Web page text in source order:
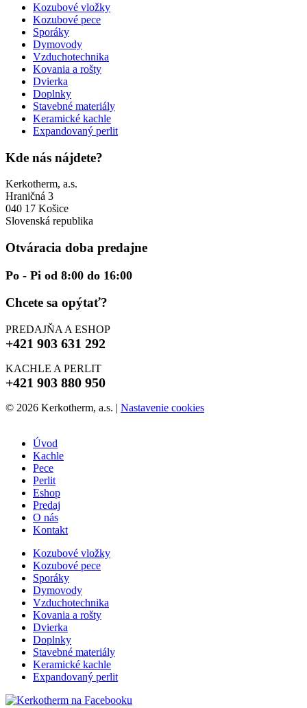
Kozubové vložky
Kozubové pece
Sporáky
Dymovody
Vzduchotechnika
Kovania a rošty
Dvierka
Doplnky
Stavebné materiály
Keramické kachle
Expandovaný perlit
Kde nás nájdete?
Kerkotherm, a.s.
Hraničná 3
040 17 Košice
Slovenská republika
Otváracia doba predajne
Po - Pi od 8:00 do 16:00
Chcete sa opýtať?
PREDAJŇA A ESHOP
+421 903 631 292
KACHLE A PERLIT
+421 903 880 950
© 2026 Kerkotherm, a.s. | Nastavenie cookies
Úvod
Kachle
Pece
Perlit
Eshop
Predaj
O nás
Kontakt
Kozubové vložky
Kozubové pece
Sporáky
Dymovody
Vzduchotechnika
Kovania a rošty
Dvierka
Doplnky
Stavebné materiály
Keramické kachle
Expandovaný perlit